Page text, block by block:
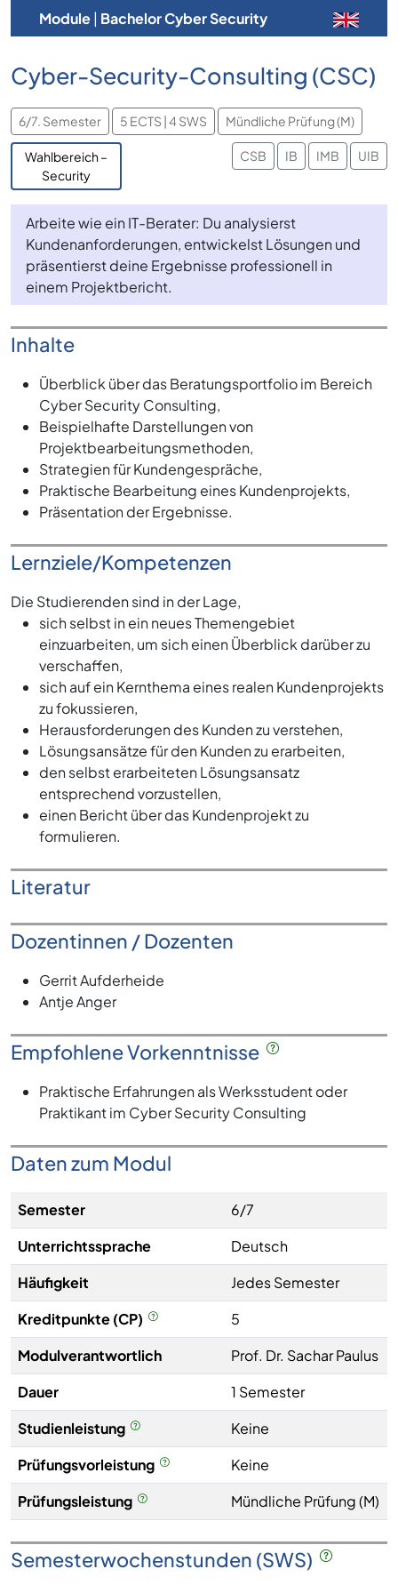
Module| Bachelor Cyber Security
Cyber-Security-Consulting (CSC)
6/7. Semester 5 ECTS | 4 SWS Mündliche Prüfung (M)
Wahlbereich –
Security
CSB IB IMB UIB
Arbeite wie ein IT-Berater: Du analysierst
Kundenanforderungen, entwickelst Lösungen und
präsentierst deine Ergebnisse professionell in
einem Projektbericht.
Inhalte
Überblick über das Beratungsportfolio im Bereich
Cyber Security Consulting,
Beispielhafte Darstellungen von
Projektbearbeitungsmethoden,
Strategien für Kundengespräche,
Praktische Bearbeitung eines Kundenprojekts,
Präsentation der Ergebnisse.
Lernziele/Kompetenzen
Die Studierenden sind in der Lage,
sich selbst in ein neues Themengebiet
einzuarbeiten, um sich einen Überblick darüber zu
verschaffen,
sich auf ein Kernthema eines realen Kundenprojekts
zu fokussieren,
Herausforderungen des Kunden zu verstehen,
Lösungsansätze für den Kunden zu erarbeiten,
den selbst erarbeiteten Lösungsansatz
entsprechend vorzustellen,
einen Bericht über das Kundenprojekt zu
formulieren.
Literatur
Dozentinnen / Dozenten
Gerrit Aufderheide
Antje Anger
Empfohlene Vorkenntnisse
Praktische Erfahrungen als Werksstudent oder
Praktikant im Cyber Security Consulting
Daten zum Modul
Semester
6/7
Unterrichtssprache
Deutsch
Häufigkeit
Jedes Semester
Kreditpunkte (CP)
5
Modulverantwortlich
Prof. Dr. Sachar Paulus
Dauer
1 Semester
Studienleistung
Keine
Prüfungsvorleistung
Keine
Prüfungsleistung
Mündliche Prüfung (M)
Semesterwochenstunden (SWS)